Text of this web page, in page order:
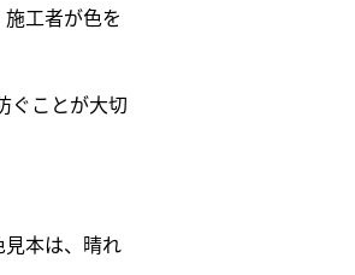
工者が色を
ぐことが大切
本は、晴れ